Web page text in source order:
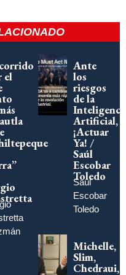
el
Ante
los
riesgos
de la
Artificial,
¡Actuar
Ya! /
Saúl
Escobar
Toledo
Saúl
Escobar
Toledo
Michelle,
Slim,
Chedraui,